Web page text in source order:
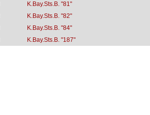
K.Bay.Sts.B. "81"
K.Bay.Sts.B. "82"
K.Bay.Sts.B. "84"
K.Bay.Sts.B. "187"